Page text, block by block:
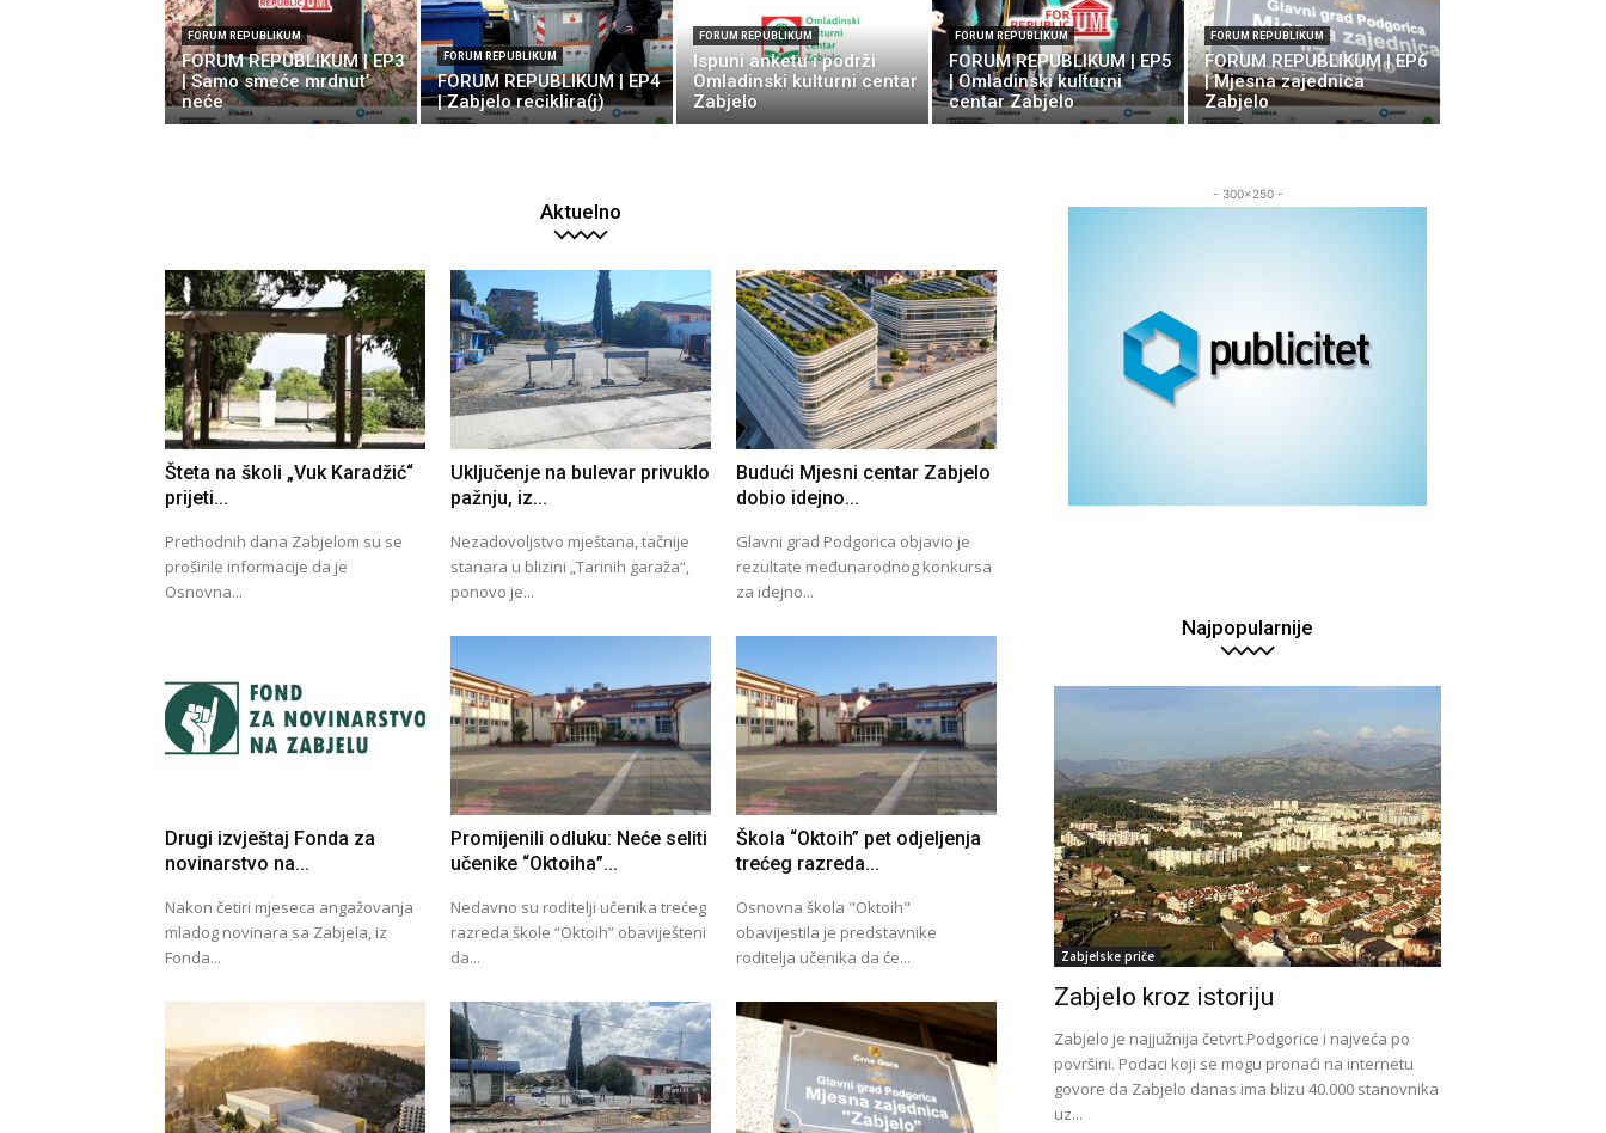
FORUM REPUBLIKUM
FORUM REPUBLIKUM | EP3
| Samo smeće mrdnut’
neće
FORUM REPUBLIKUM
FORUM REPUBLIKUM | EP4
| Zabjelo reciklira(j)
FORUM REPUBLIKUM
Ispuni anketu i podrži
Omladinski kulturni centar
Zabjelo
FORUM REPUBLIKUM
FORUM REPUBLIKUM | EP5
| Omladinski kulturni
centar Zabjelo
FORUM REPUBLIKUM
FORUM REPUBLIKUM | EP6
| Mjesna zajednica
Zabjelo
Aktuelno
Šteta na školi „Vuk Karadžić“
prijeti...
Prethodnih dana Zabjelom su se
proširile informacije da je
Osnovna...
Uključenje na bulevar privuklo
pažnju, iz...
Nezadovoljstvo mještana, tačnije
stanara u blizini „Tarinih garaža“,
ponovo je...
Budući Mjesni centar Zabjelo
dobio idejno...
Glavni grad Podgorica objavio je
rezultate međunarodnog konkursa
za idejno...
Drugi izvještaj Fonda za
novinarstvo na...
Nakon četiri mjeseca angažovanja
mladog novinara sa Zabjela, iz
Fonda...
Promijenili odluku: Neće seliti
učenike “Oktoiha”...
Nedavno su roditelji učenika trećeg
razreda škole “Oktoih” obaviješteni
da...
Škola “Oktoih” pet odjeljenja
trećeg razreda...
Osnovna škola "Oktoih"
obavijestila je predstavnike
roditelja učenika da će...
- 300x250 -
Najpopularnije
Zabjelske priče
Zabjelo kroz istoriju
Zabjelo je najjužnija četvrt Podgorice i najveća po
površini. Podaci koji se mogu pronaći na internetu
govore da Zabjelo danas ima blizu 40.000 stanovnika
uz...